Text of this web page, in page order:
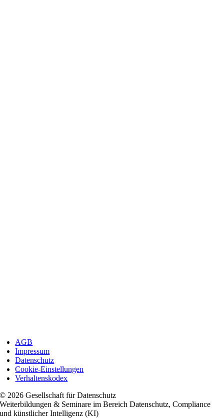
AGB
Impressum
Datenschutz
Cookie-Einstellungen
Verhaltenskodex
© 2026 Gesellschaft für Datenschutz
Weiterbildungen & Seminare im Bereich Datenschutz, Compliance
und künstlicher Intelligenz (KI)